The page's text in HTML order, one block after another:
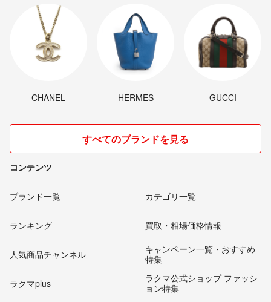
CHANEL HERMES GUCCI
すべてのブランドを見る
コンテンツ
ブランド一覧 カテゴリ一覧
ランキング 買取・相場価格情報
人気商品チャンネル
キャンペーン一覧・おすすめ
特集
ラクマplus
ラクマ公式ショップ ファッシ
ョン特集